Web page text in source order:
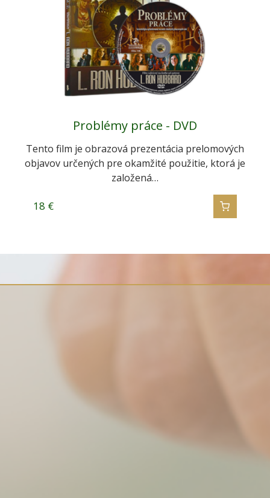
Problémy práce - DVD
Tento film je obrazová prezentácia prelomových
objavov určených pre okamžité použitie, ktorá je
založená…
18 €